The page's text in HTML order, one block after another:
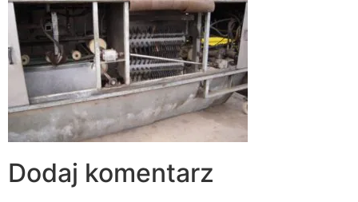
Dodaj komentarz